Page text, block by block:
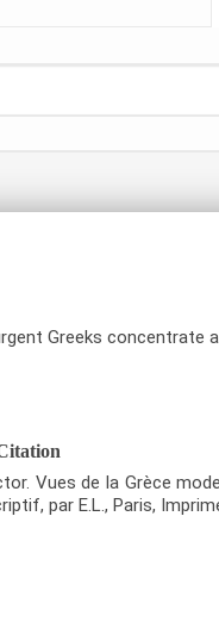
Greeks concentrate
Vues de la Grèce
par E.L., Paris,